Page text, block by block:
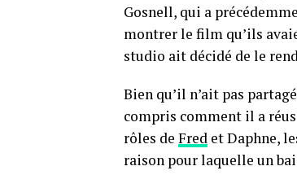
Gosnell, qui a
montrer le film qu’ils
studio ait décidé de le
Bien qu’il n’ait pas
compris comment il a
rôles de Fred et Daphne,
raison pour laquelle un